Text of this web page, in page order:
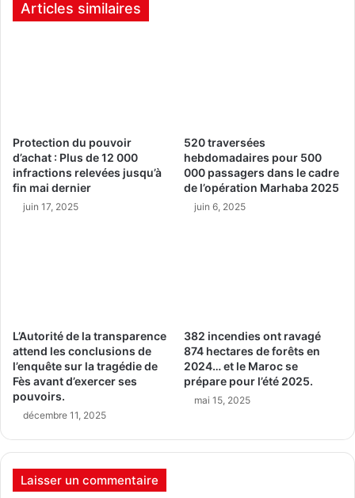
Articles similaires
Protection du pouvoir
d’achat : Plus de 12 000
infractions relevées jusqu’à
fin mai dernier
juin 17, 2025
520 traversées
hebdomadaires pour 500
000 passagers dans le cadre
de l’opération Marhaba 2025
juin 6, 2025
L’Autorité de la transparence
attend les conclusions de
l’enquête sur la tragédie de
Fès avant d’exercer ses
pouvoirs.
décembre 11, 2025
382 incendies ont ravagé
874 hectares de forêts en
2024… et le Maroc se
prépare pour l’été 2025.
mai 15, 2025
Laisser un commentaire